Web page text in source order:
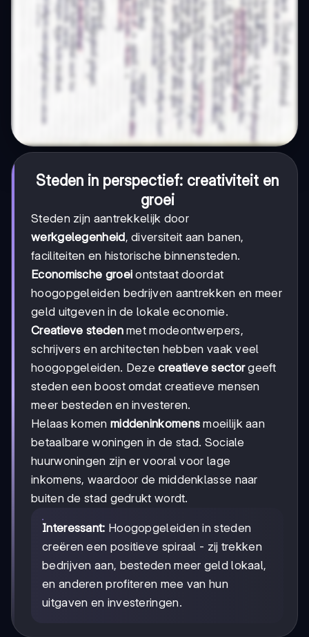
Steden in perspectief: creativiteit en
groei
Steden zijn aantrekkelijk door
werkgelegenheid, diversiteit aan banen,
faciliteiten en historische binnensteden.
Economische groei ontstaat doordat
hoogopgeleiden bedrijven aantrekken en meer
geld uitgeven in de lokale economie.
Creatieve stedenmet modeontwerpers,
schrijvers en architecten hebben vaak veel
hoogopgeleiden. Dezecreatieve sectorgeeft
steden een boost omdat creatieve mensen
meer besteden en investeren.
Helaas komen middeninkomens moeilijk aan
betaalbare woningen in de stad. Sociale
huurwoningen zijn er vooral voor lage
inkomens, waardoor de middenklasse naar
buiten de stad gedrukt wordt.
Interessant: Hoogopgeleiden in steden
creëren een positieve spiraal - zij trekken
bedrijven aan, besteden meer geld lokaal,
en anderen profiteren mee van hun
uitgaven en investeringen.